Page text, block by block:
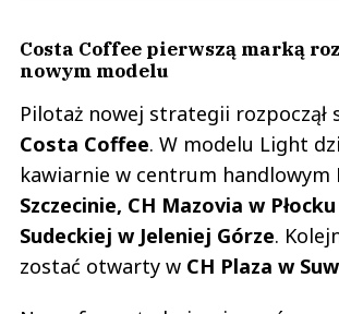
Costa Coffee pierwszą marką
nowym modelu
Pilotaż nowej strategii rozpoczął
Costa Coffee. W modelu Light
kawiarnie w centrum handlowym
Szczecinie, CH Mazovia w
Sudeckiej w Jeleniej Górze.
zostać otwarty w CH Plaza w